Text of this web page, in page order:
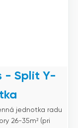
- Split Y-
jednotka radu
26-35m² (pri